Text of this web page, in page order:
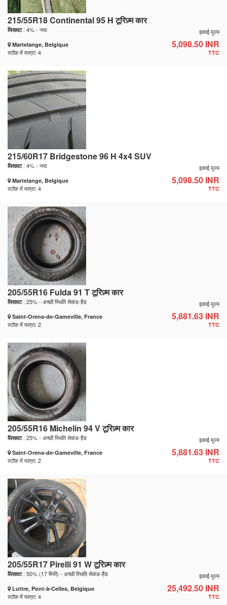
215/55R18 Continental 95 H टूरिज़्म कार
घिसावट: 4% - नया
Martelange, Belgique
स्टॉक में मात्रा: 4
इकाई मूल्य
5,098.50 INR
TTC
215/60R17 Bridgestone 96 H 4x4 SUV
घिसावट: 4% - नया
Martelange, Belgique
स्टॉक में मात्रा: 4
इकाई मूल्य
5,098.50 INR
TTC
205/55R16 Fulda 91 T टूरिज़्म कार
घिसावट: 25% - अच्छी स्थिति सेकंड-हैंड
Saint-Orens-de-Gameville, France
स्टॉक में मात्रा: 2
इकाई मूल्य
5,881.63 INR
TTC
205/55R16 Michelin 94 V टूरिज़्म कार
घिसावट: 25% - अच्छी स्थिति सेकंड-हैंड
Saint-Orens-de-Gameville, France
स्टॉक में मात्रा: 2
इकाई मूल्य
5,881.63 INR
TTC
205/55R17 Pirelli 91 W टूरिज़्म कार
घिसावट: 50% (17 मिमी) - अच्छी स्थिति सेकंड-हैंड
Luttre, Pont-à-Celles, Belgique
स्टॉक में मात्रा: 4
इकाई मूल्य
25,492.50 INR
TTC